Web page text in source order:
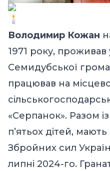
Володимир Кожан
1971 року, проживав
Семидубської
працював на
«Серпанок». Разом
п’ятьох дітей,
Збройних сил
липні 2024-го.